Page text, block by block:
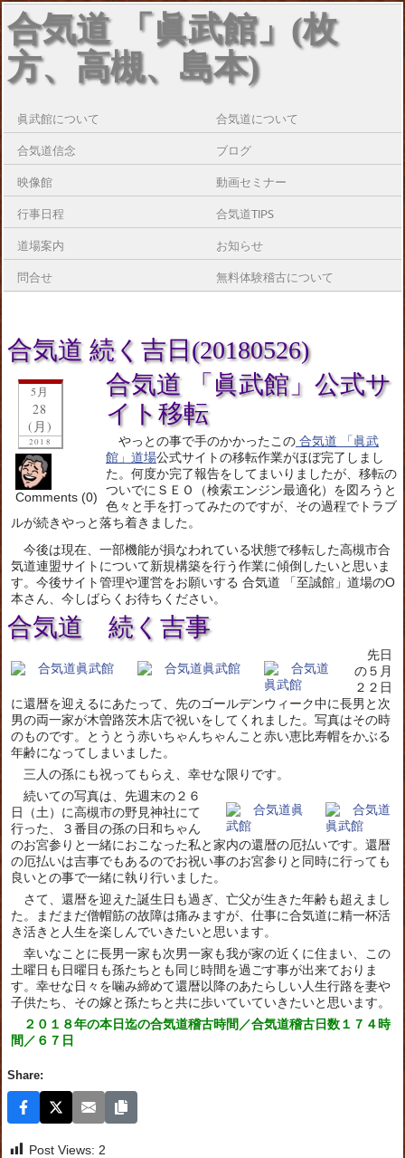
合気道 「眞武館」(枚
方、高槻、島本)
眞武館について 合気道について
合気道信念 ブログ
映像館 動画セミナー
行事日程 合気道TIPS
道場案内 お知らせ
問合せ 無料体験稽古について
合気道 続く吉日(20180526)
5月
28
(月)
2018
Comments (0)
合気道 「眞武館」公式サ
イト移転
やっとの事で手のかかったこの 合気道 「眞武
館」道場公式サイトの移転作業がほぼ完了しまし
た。何度か完了報告をしてまいりましたが、移転の
ついでにＳＥＯ（検索エンジン最適化）を図ろうと
色々と手を打ってみたのですが、その過程でトラブ
ルが続きやっと落ち着きました。
今後は現在、一部機能が損なわれている状態で移転した高槻市合
気道連盟サイトについて新規構築を行う作業に傾倒したいと思いま
す。今後サイト管理や運営をお願いする 合気道 「至誠館」道場のO
本さん、今しばらくお待ちください。
合気道 続く吉事
先日
の５月
２２日
に還暦を迎えるにあたって、先のゴールデンウィーク中に長男と次
男の両一家が木曽路茨木店で祝いをしてくれました。写真はその時
のものです。とうとう赤いちゃんちゃんこと赤い恵比寿帽をかぶる
年齢になってしまいました。
三人の孫にも祝ってもらえ、幸せな限りです。
続いての写真は、先週末の２６
日（土）に高槻市の野見神社にて
行った、３番目の孫の日和ちゃん
のお宮参りと一緒におこなった私と家内の還暦の厄払いです。還暦
の厄払いは吉事でもあるのでお祝い事のお宮参りと同時に行っても
良いとの事で一緒に執り行いました。
さて、還暦を迎えた誕生日も過ぎ、亡父が生きた年齢も超えまし
た。まだまだ僧帽筋の故障は痛みますが、仕事に合気道に精一杯活
き活きと人生を楽しんでいきたいと思います。
幸いなことに長男一家も次男一家も我が家の近くに住まい、この
土曜日も日曜日も孫たちとも同じ時間を過ごす事が出来ておりま
す。幸せな日々を噛み締めて還暦以降のあたらしい人生行路を妻や
子供たち、その嫁と孫たちと共に歩いていていきたいと思います。
２０１８年の本日迄の合気道稽古時間／合気道稽古日数１７４時
間／６７日
Share:
Post Views: 2